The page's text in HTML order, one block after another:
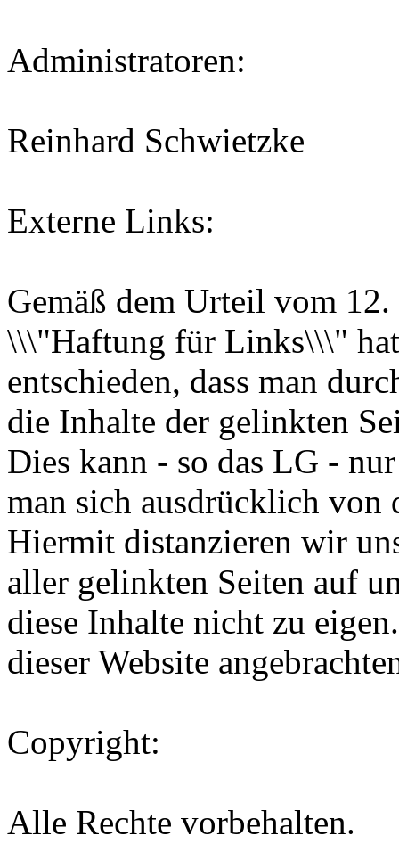
Administratoren:
Reinhard Schwietzke
Externe Links:
Gemäß dem Urteil vom
\\\"Haftung für Links\\\"
entschieden, dass man
die Inhalte der gelinkten
Dies kann - so das LG -
man sich ausdrücklich von
Hiermit distanzieren wir
aller gelinkten Seiten auf
diese Inhalte nicht zu
dieser Website
Copyright:
Alle Rechte vorbehalten.